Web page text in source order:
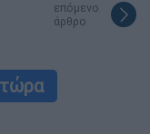
επόμενο
άρθρο